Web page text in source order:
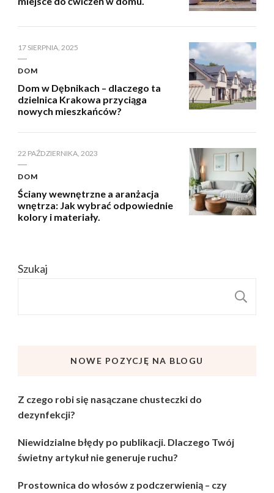
17 SIERPNIA, 2025
DOM
Dom w Dębnikach – dlaczego ta
dzielnica Krakowa przyciąga
nowych mieszkańców?
22 PAŹDZIERNIKA, 2023
DOM
Ściany wewnętrzne a aranżacja
wnętrza: Jak wybrać odpowiednie
kolory i materiały.
Szukaj
NOWE POZYCJĘ NA BLOGU
Z czego robi się nasączane chusteczki do
dezynfekcji?
Niewidzialne błędy po publikacji. Dlaczego Twój
świetny artykuł nie generuje ruchu?
Prostownica do włosów z podczerwienią – czy